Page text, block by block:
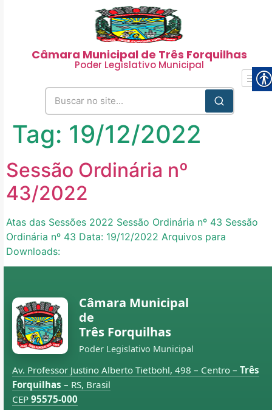
Câmara Municipal de Três Forquilhas
Poder Legislativo Municipal
Tag: 19/12/2022
Sessão Ordinária nº
43/2022
Atas das Sessões 2022 Sessão Ordinária nº 43 Sessão
Ordinária nº 43 Data: 19/12/2022 Arquivos para
Downloads:
Câmara Municipal
de
Três Forquilhas
Poder Legislativo Municipal
Av. Professor Justino Alberto Tietbohl, 498 – Centro – Três
Forquilhas – RS, Brasil
CEP 95575-000